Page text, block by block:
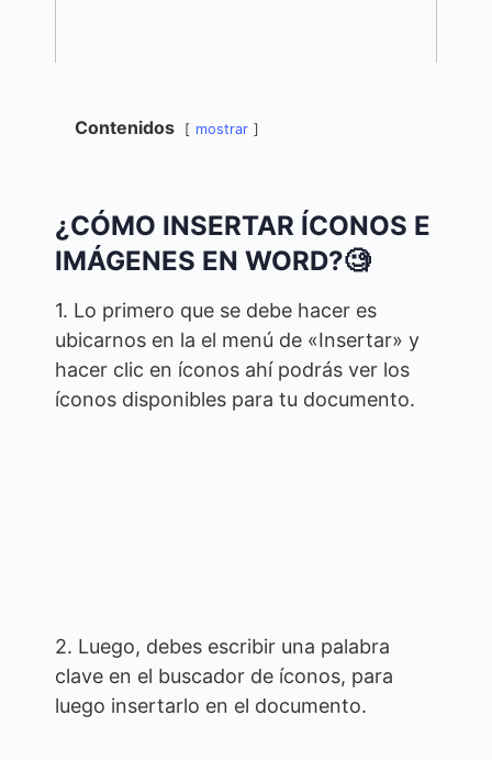
Contenidos mostrar
¿CÓMO INSERTAR ÍCONOS E
IMÁGENES EN WORD?🧐
1. Lo primero que se debe hacer es
ubicarnos en la el menú de «Insertar» y
hacer clic en íconos ahí podrás ver los
íconos disponibles para tu documento.
2. Luego, debes escribir una palabra
clave en el buscador de íconos, para
luego insertarlo en el documento.